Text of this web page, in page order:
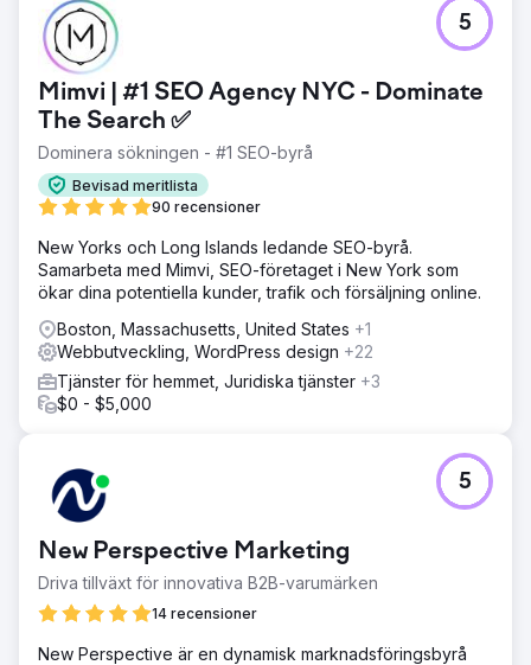
Mimvi | #1 SEO Agency NYC - Dominate
The Search ✅
Dominera sökningen - #1 SEO-byrå
Bevisad meritlista
90 recensioner
5
New Yorks och Long Islands ledande SEO-byrå.
Samarbeta med Mimvi, SEO-företaget i New York som
ökar dina potentiella kunder, trafik och försäljning online.
Boston, Massachusetts, United States +1
Webbutveckling, WordPress design +22
Tjänster för hemmet, Juridiska tjänster +3
$0 - $5,000
New Perspective Marketing
Driva tillväxt för innovativa B2B-varumärken
14 recensioner
5
New Perspective är en dynamisk marknadsföringsbyrå